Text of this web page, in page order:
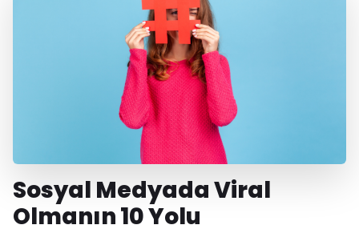
Sosyal Medyada Viral
Olmanın 10 Yolu